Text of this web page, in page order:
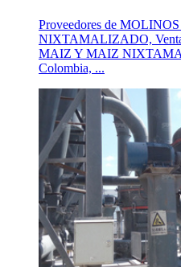
Proveedores de
NIXTAMALIZADO,
MAIZ Y MAIZ
Colombia, ...